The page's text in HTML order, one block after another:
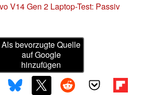
V14 Gen 2 Laptop-Test: Passiv
Als bevorzugte Quelle
auf Google
hinzufügen